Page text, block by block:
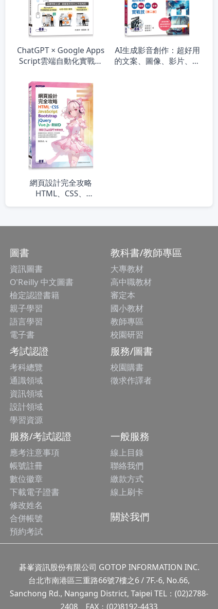
ChatGPT × Google Apps
Script雲端自動化實戰：
例行工作說再見！
AI生成影音創作：超好用
的文案、圖像、影片、音
網頁設計完全攻略
HTML、CSS、
JavaScript、Bootstrap、
搭配ChatGPT效率加倍
圖書
資訊圖書
O'Reilly 中文圖書
檢定認證書籍
親子學習
語言學習
電子書
教科書/教師專區
大專教材
高中職教材
審定本
國小教材
教師專區
校園研習
考試認證
考科總覽
通識領域
資訊領域
設計領域
學習資源
服務/圖書
校園購書
徵求作譯者
服務/考試認證
應考注意事項
帳號註冊
數位徽章
下載電子證書
修改姓名
合併帳號
預約考試
一般服務
線上目錄
聯絡我們
繳款方式
線上刷卡
關於我們
碁峯資訊股份有限公司 GOTOP INFORMATION INC.
台北市南港區三重路66號7樓之6 / 7F.-6, No.66,
Sanchong Rd., Nangang District, Taipei TEL：(02)2788-
2408 FAX：(02)8192-4433